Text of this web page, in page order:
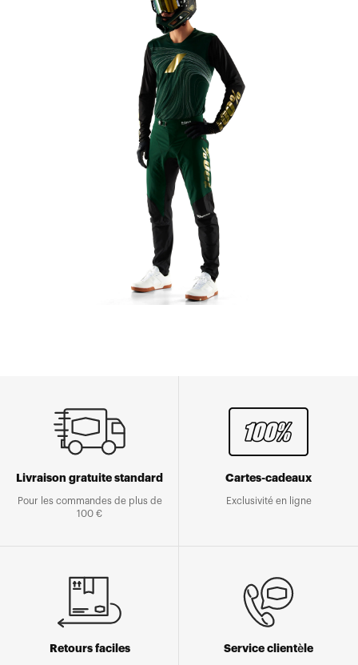
Livraison gratuite standard
Pour les commandes de plus de
100 €
Cartes-cadeaux
Exclusivité en ligne
Retours faciles Service clientèle